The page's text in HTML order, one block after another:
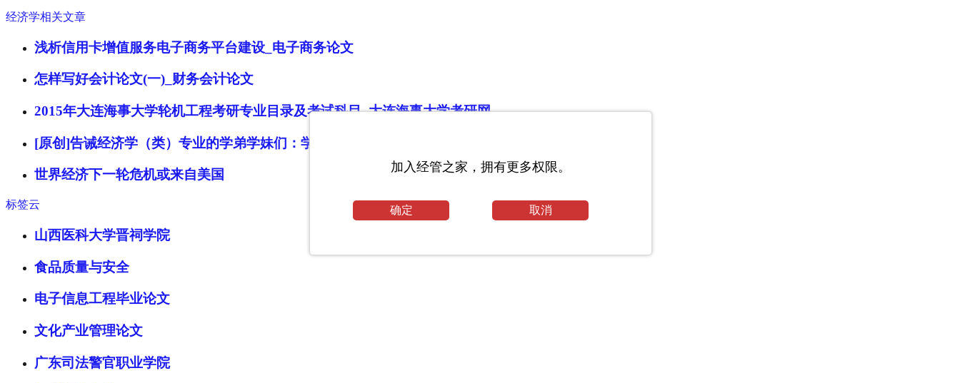
经济学相关文章
浅析信用卡增值服务电子商务平台建设_电子商务论文
怎样写好会计论文(一)_财务会计论文
2015年大连海事大学轮机工程考研专业目录及考试科目_大连海事大学考研网
[原创]告诫经济学（类）专业的学弟学妹们：学习《西方经济学》的目的？
世界经济下一轮危机或来自美国
标签云
山西医科大学晋祠学院
食品质量与安全
电子信息工程毕业论文
文化产业管理论文
广东司法警官职业学院
加入经管之家，拥有更多权限。
确定 取消